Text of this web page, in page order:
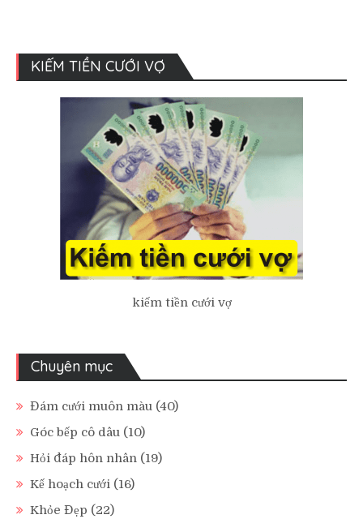
KIẾM TIỀN CƯỚI VỢ
kiếm tiền cưới vợ
Chuyên mục
Đám cưới muôn màu (40)
Góc bếp cô dâu (10)
Hỏi đáp hôn nhân (19)
Kế hoạch cưới (16)
Khỏe Đẹp (22)